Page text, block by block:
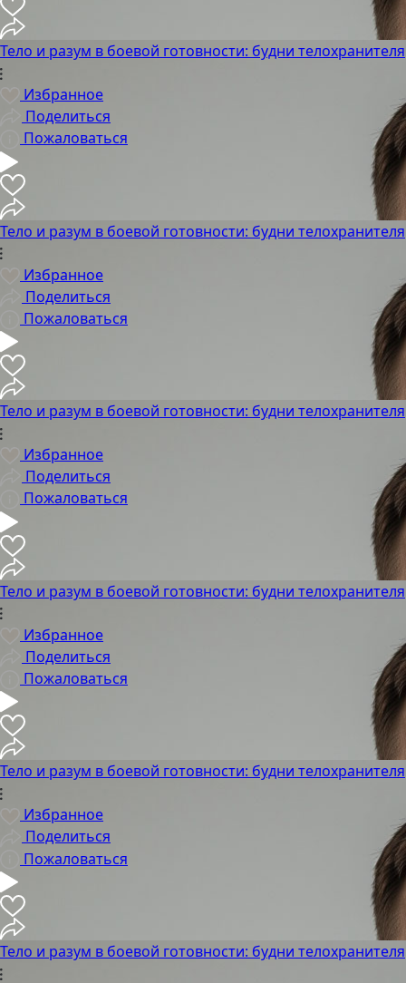
Тело и разум в боевой готовности: будни телохранителя
Избранное
Поделиться
Пожаловаться
Тело и разум в боевой готовности: будни телохранителя
Избранное
Поделиться
Пожаловаться
Тело и разум в боевой готовности: будни телохранителя
Избранное
Поделиться
Пожаловаться
Тело и разум в боевой готовности: будни телохранителя
Избранное
Поделиться
Пожаловаться
Тело и разум в боевой готовности: будни телохранителя
Избранное
Поделиться
Пожаловаться
Тело и разум в боевой готовности: будни телохранителя